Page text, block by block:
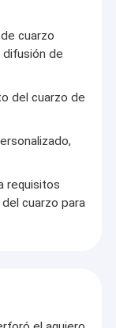
cuarzo
difusión de
del cuarzo de
requisitos
cuarzo para